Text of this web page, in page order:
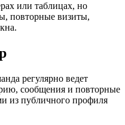
или таблицах, но
повторные визиты,
регулярно ведет
сообщения и повторные
из публичного профиля